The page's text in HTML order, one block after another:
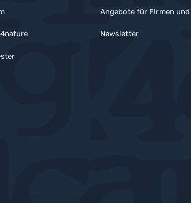
Angebote für Firmen und
Newsletter